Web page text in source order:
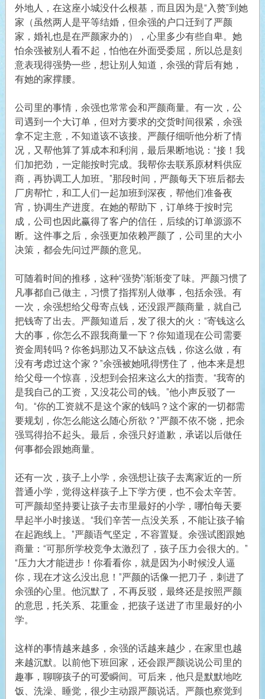
外地人，在这座小城没什么根基，而且因为是“入赘”到她
家（虽然两人是平等结婚，但余强的户口迁到了严颜
家，婚礼也是在严颜家办的），心里多少有些自卑。她
怕余强被别人看不起，怕他在外面受委屈，所以总是刻
意表现得强势一些，想让别人知道，余强的背后有她，
有她的家撑腰。
公司里的事情，余强也常常会和严颜商量。有一次，公
司遇到一个大订单，但对方要求的交货时间很紧，余强
拿不定主意，不知道该不该接。严颜仔细听他分析了情
况，又帮他算了算成本和利润，最后果断地说：“接！我
们加把劲，一定能按时完成。我帮你去联系原材料供应
商，再协调工人加班。”那段时间，严颜每天下班后都去
厂房帮忙，和工人们一起加班到深夜，帮他们准备夜
宵，协调生产进度。在她的帮助下，订单终于按时完
成，公司也因此赢得了客户的信任，后续的订单源源不
断。这件事之后，余强更加依赖严颜了，公司里的大小
决策，都会先问过严颜的意见。
可随着时间的推移，这种“强势”渐渐变了味。严颜习惯了
凡事都自己做主，习惯了指挥别人做事，包括余强。有
一次，余强想给父母寄点钱，还没跟严颜商量，就自己
把钱寄了出去。严颜知道后，发了很大的火：“寄钱这么
大的事，你怎么不跟我商量一下？你知道现在公司需要
资金周转吗？你爸妈那边又不缺这点钱，你这么做，有
没有考虑过这个家？”余强被她吼得愣住了，他本来是想
给父母一个惊喜，没想到会招来这么大的指责。“我寄的
是我自己的工资，又没花公司的钱。”他小声反驳了一
句。“你的工资就不是这个家的钱吗？这个家的一切都需
要规划，你怎么能这么随心所欲？”严颜不依不饶，把余
强骂得抬不起头。最后，余强只好道歉，承诺以后做任
何事都会跟她商量。
还有一次，孩子上小学，余强想让孩子去离家近的一所
普通小学，觉得这样孩子上下学方便，也不会太辛苦。
可严颜却坚持要让孩子去市里最好的小学，哪怕每天要
早起半小时接送。“我们辛苦一点没关系，不能让孩子输
在起跑线上。”严颜语气坚定，不容置疑。余强试图跟她
商量：“可那所学校竞争太激烈了，孩子压力会很大的。”
“压力大才能进步！你看看你，就是因为小时候没人逼
你，现在才这么没出息！”严颜的话像一把刀子，刺进了
余强的心里。他沉默了，不再反驳，最终还是按照严颜
的意思，托关系、花重金，把孩子送进了市里最好的小
学。
这样的事情越来越多，余强的话越来越少，在家里也越
来越沉默。以前他下班回家，还会跟严颜说说公司里的
趣事，聊聊孩子的可爱瞬间。可后来，他只是默默地吃
饭、洗澡、睡觉，很少主动跟严颜说话。严颜也察觉到